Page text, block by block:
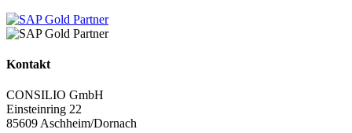
Kontakt
CONSILIO GmbH
Einsteinring 22
85609 Aschheim/Dornach